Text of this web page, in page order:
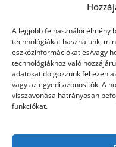
A legjobb felhasználói élmény
technológiákat használunk,
eszközinformációkat és/vagy
technológiákhoz való
adatokat dolgozzunk fel ezen
vagy az egyedi azonosítók. A
visszavonása hátrányosan
funkciókat.
Vásárlás
Víztisztítás
Webáruház